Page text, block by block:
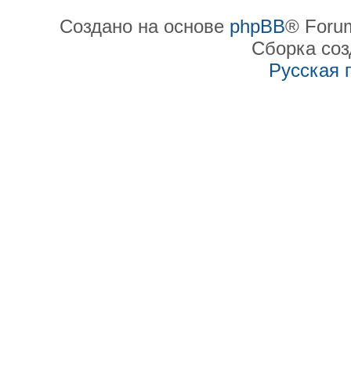
Создано на основе phpBB®
Сборка
Русская